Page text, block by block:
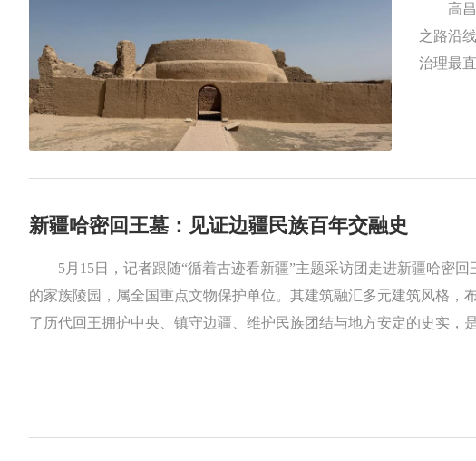
高
之路沿
治理最
新疆哈密回王墓：见证边疆民族百年交融史
5月15日，记者跟随“循着古迹看新疆”主题采访团走进新疆哈密
的家族陵园，属全国重点文物保护单位。其建筑融汇多元建筑风格，
了历代回王拥护中央、镇守边疆、维护民族团结与地方安定的史实，